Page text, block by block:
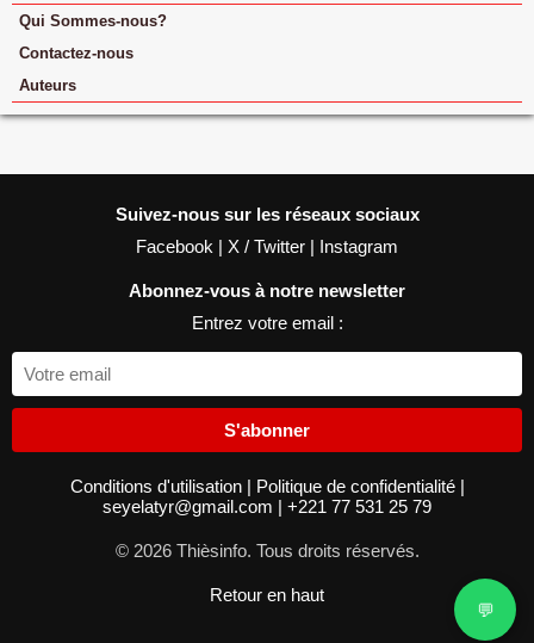
Qui Sommes-nous?
Contactez-nous
Auteurs
Suivez-nous sur les réseaux sociaux
Facebook | X / Twitter | Instagram
Abonnez-vous à notre newsletter
Entrez votre email :
S'abonner
Conditions d'utilisation | Politique de confidentialité |
seyelatyr@gmail.com | +221 77 531 25 79
© 2026 Thièsinfo. Tous droits réservés.
Retour en haut
💬